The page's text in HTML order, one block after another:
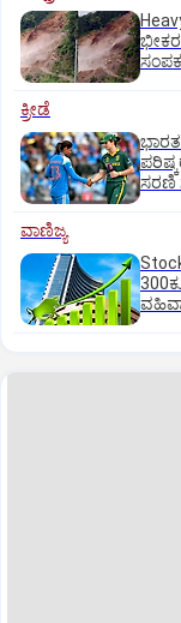
ಕ್ರೀಡೆ
ಸರಣಿ
ವಾಣಿಜ್ಯ